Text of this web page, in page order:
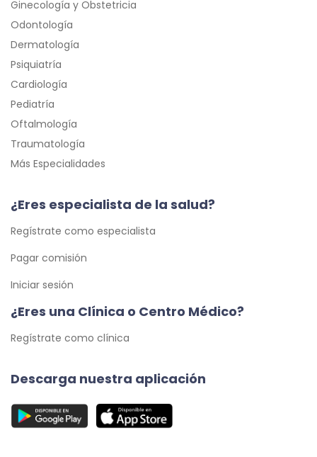
Ginecología y Obstetricia
Odontología
Dermatología
Psiquiatría
Cardiología
Pediatría
Oftalmología
Traumatología
Más Especialidades
¿Eres especialista de la salud?
Regístrate como especialista
Pagar comisión
Iniciar sesión
¿Eres una Clínica o Centro Médico?
Regístrate como clínica
Descarga nuestra aplicación